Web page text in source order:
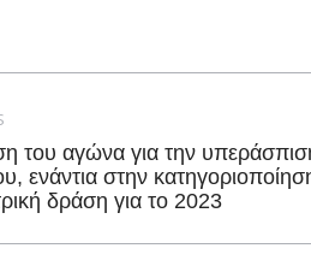
του αγώνα για την
ενάντια στην
δράση για το 2023